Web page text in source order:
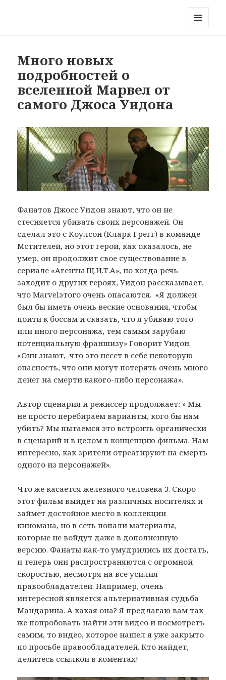
Много новых
подробностей о
вселенной Марвел от
самого Джоса Уидона
Фанатов Джосс Уидон знают, что он не
стесняется убивать своих персонажей. Он
сделал это с Коулсон (Кларк Грегг) в команде
Мстителей, но этот герой, как оказалось, не
умер, он продолжит свое существование в
сериале «Агенты Щ.И.Т.А», но когда речь
заходит о других героях, Уидон рассказывает,
чтоMarvelэтого очень опасаются. «Я должен
был бы иметь очень веские основания, чтобы
пойти к боссам и сказать, что я убиваю того
или иного персонажа, тем самым зарубаю
потенциальную франшизу» Говорит Уидон.
«Они знают, что это несет в себе некоторую
опасность, что они могут потерять очень много
денег на смерти какого-либо персонажа».
Автор сценария и режиссер продолжает: » Мы
не просто перебираем варианты, кого бы нам
убить? Мы пытаемся это встроить органически
в сценарий и в целом в концепцию фильма. Нам
интересно, как зрители отреагируют на смерть
одного из персонажей».
Что же касается железного человека 3. Скоро
этот фильм выйдет на различных носителях и
займет достойное место в коллекции
киномана, но в сеть попали материалы,
которые не войдут даже в дополненную
версию. Фанаты как-то умудрились их достать,
и теперь они распространяются с огромной
скоростью, несмотря на все усилия
правообладателей. Например, очень
интересной является альтернативная судьба
Мандарина. А какая она? Я предлагаю вам так
же попробовать найти эти видео и посмотреть
самим, то видео, которое нашел я уже закрыто
по просьбе правообладателей. Кто найдет,
делитесь ссылкой в коментах!